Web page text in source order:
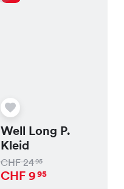
Well Long P.
Kleid
CHF2495
CHF995